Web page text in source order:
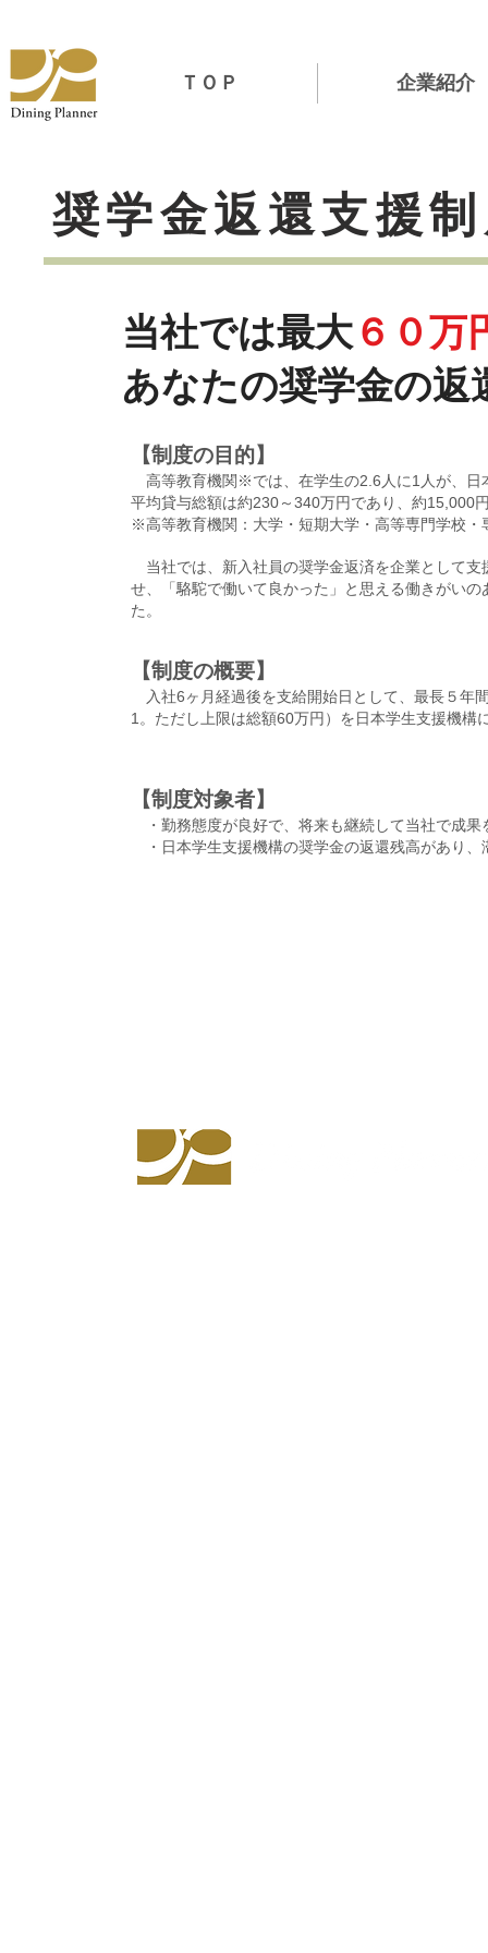
ＴＯＰ 企業紹介
奨学金返還支援
当社では最大 ６０万
あなたの奨学金の返
【制度の目的】
高等教育機関※では、在学生の2.6人に1人が、日
平均貸与総額は約230～340万円であり、約15,000
※高等教育機関：大学・短期大学・高等専門学校
当社では、新入社員の奨学金返済を企業として
せ、「駱駝で働いて良かった」と思える働きがい
た。
【制度の概要】
入社6ヶ月経過後を支給開始日として、最長５年
1。ただし上限は総額60万円）を日本学生支援機構
【制度対象者】
・勤務態度が良好で、将来も継続して当社で成果
・日本学生支援機構の奨学金の返還残高があり、